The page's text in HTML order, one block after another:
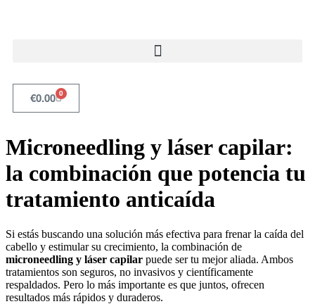
€0.00 0
Microneedling y láser capilar:
la combinación que potencia tu
tratamiento anticaída
Si estás buscando una solución más efectiva para frenar la caída del
cabello y estimular su crecimiento, la combinación de
microneedling y láser capilar puede ser tu mejor aliada. Ambos
tratamientos son seguros, no invasivos y científicamente
respaldados. Pero lo más importante es que juntos, ofrecen
resultados más rápidos y duraderos.